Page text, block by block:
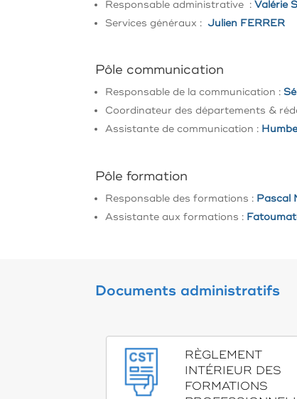
Responsable administrative :Valérie
Services généraux : Julien FERRER
Pôle communication
Responsable de la communication :
Coordinateur des départements &
Assistante de communication :
Pôle formation
Responsable des formations : Pascal
Assistante aux formations :
Documents administratifs
RÈGLEMENT
INTÉRIEUR DES
FORMATIONS